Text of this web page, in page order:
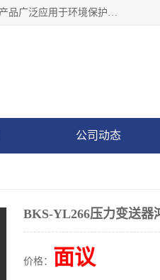
北京鸿泰顺达科技有限公司主要经营电子产品、机械设备、通讯设备、五金、交电等电子机械类产品；产品广泛应用于环境保护、石油化工、电力电子、冶金建筑、煤炭、农业、卫生防疫、教育科研等行业。并成功的与各地环境监测站、污水处理厂、卷烟厂、电厂、高校、科学院所、卫生防疫部门、煤矿、石化厂等用户建立了密切的合作关系。
公司动态
BKS-YL266压力变送器
价格： 面议